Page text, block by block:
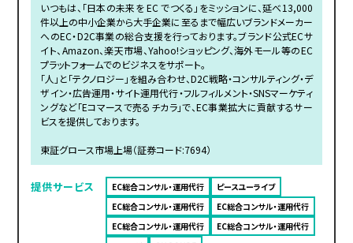
いつもは、「日本の未来を EC でつくる」をミッションに、延べ13,000
件以上の中小企業から大手企業に至るまで幅広いブランドメーカー
へのEC・D2C事業の総合支援を行っております。ブランド公式ECサ
イト、Amazon、楽天市場、Yahoo!ショッピング、海外モール等のEC
プラットフォームでのビジネスをサポート。
「人」と「テクノロジー」を組み合わせ、D2C戦略・コンサルティング・デ
ザイン・広告運用・サイト運用代行・フルフィルメント・SNSマーケティ
ングなど「Eコマースで売るチカラ」で、EC事業拡大に貢献するサー
ビスを提供しております。
東証グロース市場上場（証券コード:7694）
提供サービス EC総合コンサル・運用代行
ピースユーライブ
EC総合コンサル・運用代行
EC総合コンサル・運用代行
EC総合コンサル・運用代行
EC総合コンサル・運用代行